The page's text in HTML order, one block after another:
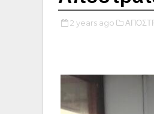
2 years ago